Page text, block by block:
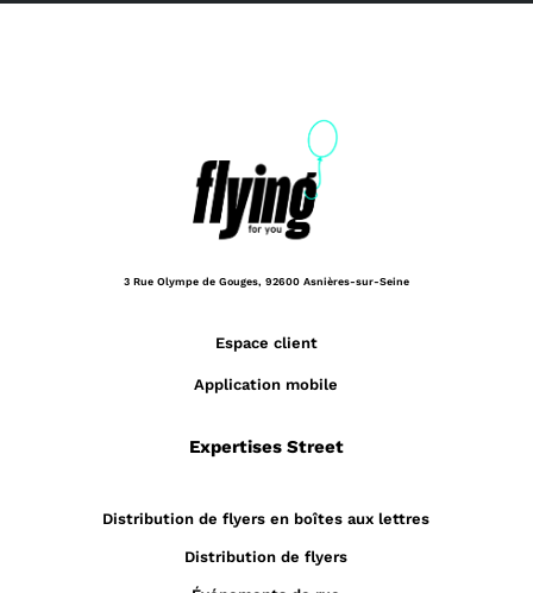
3 Rue Olympe de Gouges, 92600 Asnières-sur-Seine
Espace client
Application mobile
Expertises Street
Distribution de flyers en boîtes aux lettres
Distribution de flyers